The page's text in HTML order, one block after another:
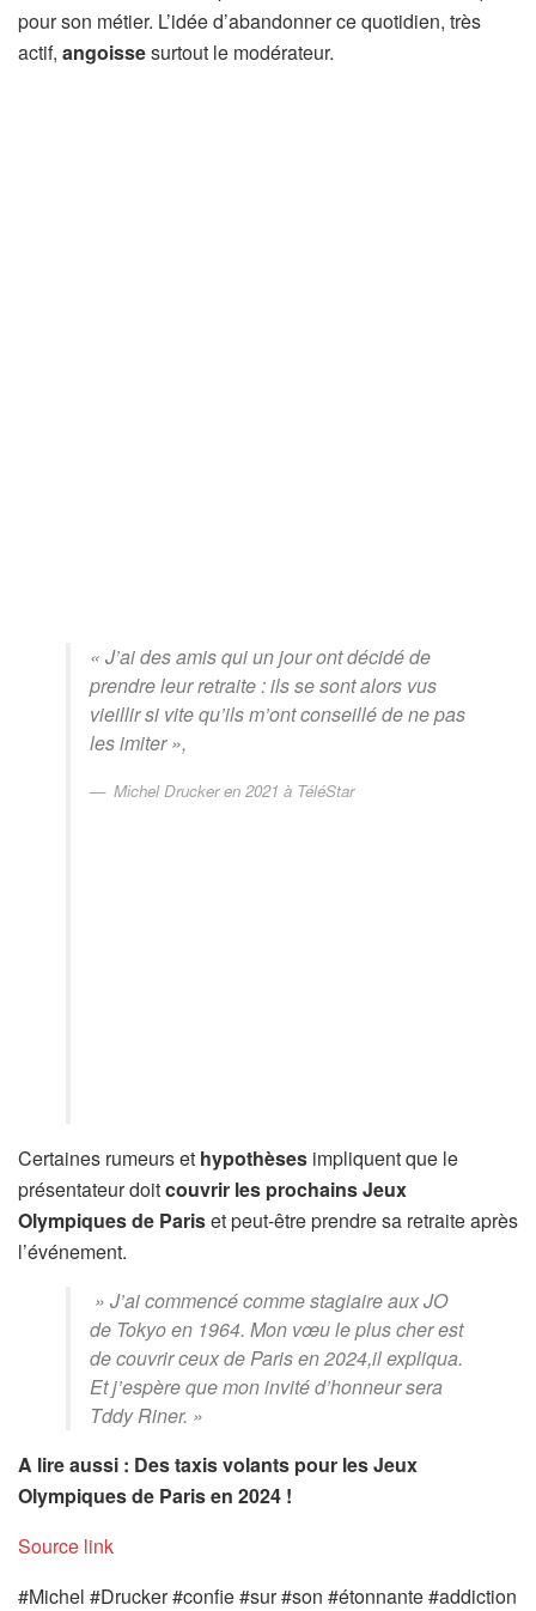
pour son métier. L’idée d’abandonner ce quotidien, très
actif, angoissesurtout le modérateur.
« J’ai des amis qui un jour ont décidé de
prendre leur retraite : ils se sont alors vus
vieillir si vite qu’ils m’ont conseillé de ne pas
les imiter »,
Michel Drucker en 2021 à TéléStar
Certaines rumeurs et hypothèses impliquent que le
présentateur doitcouvrir les prochains Jeux
Olympiques de Pariset peut-être prendre sa retraite après
l’événement.
» J’ai commencé comme stagiaire aux JO
de Tokyo en 1964. Mon vœu le plus cher est
de couvrir ceux de Paris en 2024,il expliqua.
Et j’espère que mon invité d’honneur sera
Tddy Riner. »
A lire aussi : Des taxis volants pour les Jeux
Olympiques de Paris en 2024 !
Source link
#Michel #Drucker #confie #sur #son #étonnante #addiction